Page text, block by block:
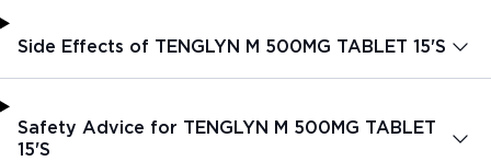
Side Effects of TENGLYN M 500MG TABLET 15'S
Safety Advice for TENGLYN M 500MG TABLET
15'S